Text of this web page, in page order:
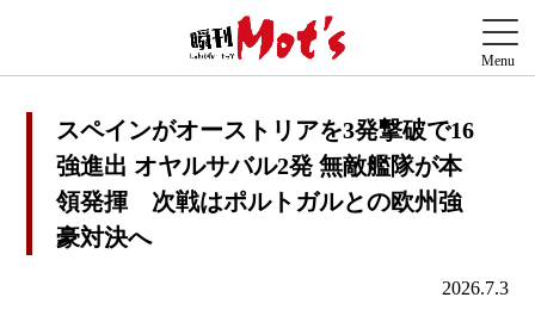
スペインがオーストリアを3発撃破で16
強進出 オヤルサバル2発 無敵艦隊が本
領発揮 次戦はポルトガルとの欧州強
豪対決へ
2026.7.3